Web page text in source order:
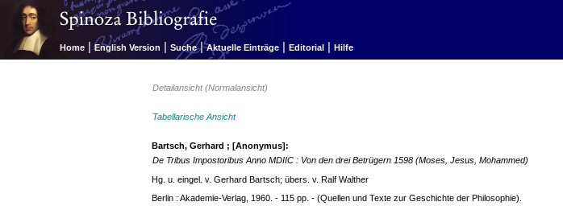
Home | English Version | Suche | Aktuelle Einträge | Editorial | Hilfe
Detailansicht (Normalansicht)
Tabellarische Ansicht
Bartsch, Gerhard ; [Anonymus]:
De Tribus Impostoribus Anno MDIIC : Von den drei Betrügern 1598 (Moses, Jesus, Mohammed)
Hg. u. eingel. v. Gerhard Bartsch; übers. v. Ralf Walther
Berlin : Akademie-Verlag, 1960. - 115 pp. - (Quellen und Texte zur Geschichte der Philosophie).